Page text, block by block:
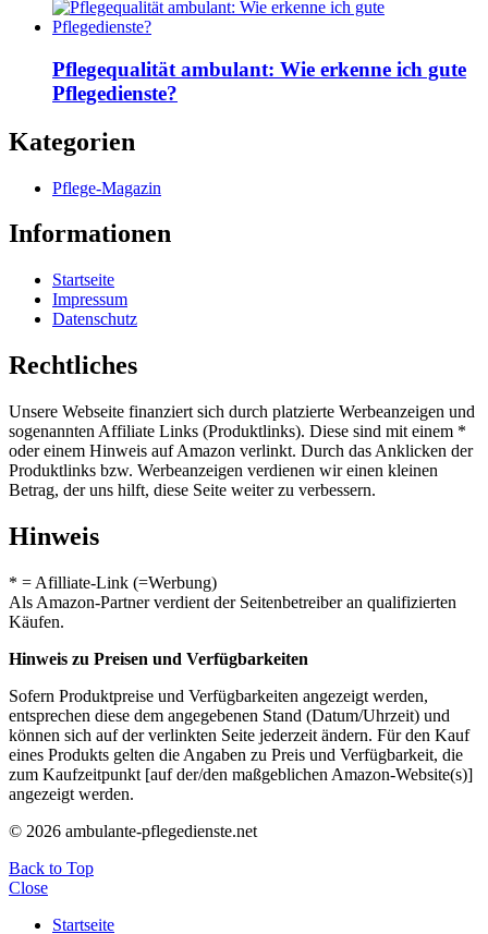
Pflegequalität ambulant: Wie erkenne ich gute
Pflegedienste?
Kategorien
Pflege-Magazin
Informationen
Startseite
Impressum
Datenschutz
Rechtliches
Unsere Webseite finanziert sich durch platzierte Werbeanzeigen und
sogenannten Affiliate Links (Produktlinks). Diese sind mit einem *
oder einem Hinweis auf Amazon verlinkt. Durch das Anklicken der
Produktlinks bzw. Werbeanzeigen verdienen wir einen kleinen
Betrag, der uns hilft, diese Seite weiter zu verbessern.
Hinweis
* = Afilliate-Link (=Werbung)
Als Amazon-Partner verdient der Seitenbetreiber an qualifizierten
Käufen.
Hinweis zu Preisen und Verfügbarkeiten
Sofern Produktpreise und Verfügbarkeiten angezeigt werden,
entsprechen diese dem angegebenen Stand (Datum/Uhrzeit) und
können sich auf der verlinkten Seite jederzeit ändern. Für den Kauf
eines Produkts gelten die Angaben zu Preis und Verfügbarkeit, die
zum Kaufzeitpunkt [auf der/den maßgeblichen Amazon-Website(s)]
angezeigt werden.
© 2026 ambulante-pflegedienste.net
Back to Top
Close
Startseite